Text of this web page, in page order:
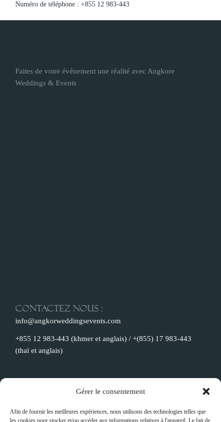
Gérer le consentement
Afin de fournir les meilleures expériences, nous utilisons des technologies telles que
les cookies pour stocker et/ou accéder aux informations relatives à l'appareil. Le fait de
Numéro de téléphone : +855 12 983-443
Faites de votre événement une réalité avec Angkore
Weddings & Events
Contactez nous :
info@angkorweddingsevents.com
+855 12 983-443 (khmer et anglais) / +(855) 17 983-443
(thaï et anglais)
Notre adresse :
Prasat Bakong, Siem Reap, Cambodge